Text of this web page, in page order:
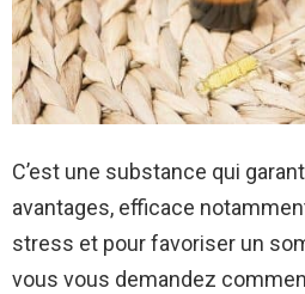
C’est une substance qui
avantages, efficace
stress et pour favoriser un
vous vous demandez